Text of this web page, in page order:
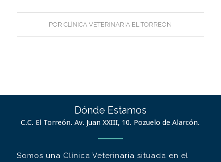
PORCLÍNICA VETERINARIA EL TORREÓN
Dónde Estamos
C.C. El Torreón. Av. Juan XXIII, 10. Pozuelo de Alarcón.
Somos una Clínica Veterinaria situada en el